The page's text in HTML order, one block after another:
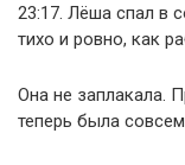
23:17. Лёша спал в
тихо и ровно, как
Она не заплакала.
теперь была